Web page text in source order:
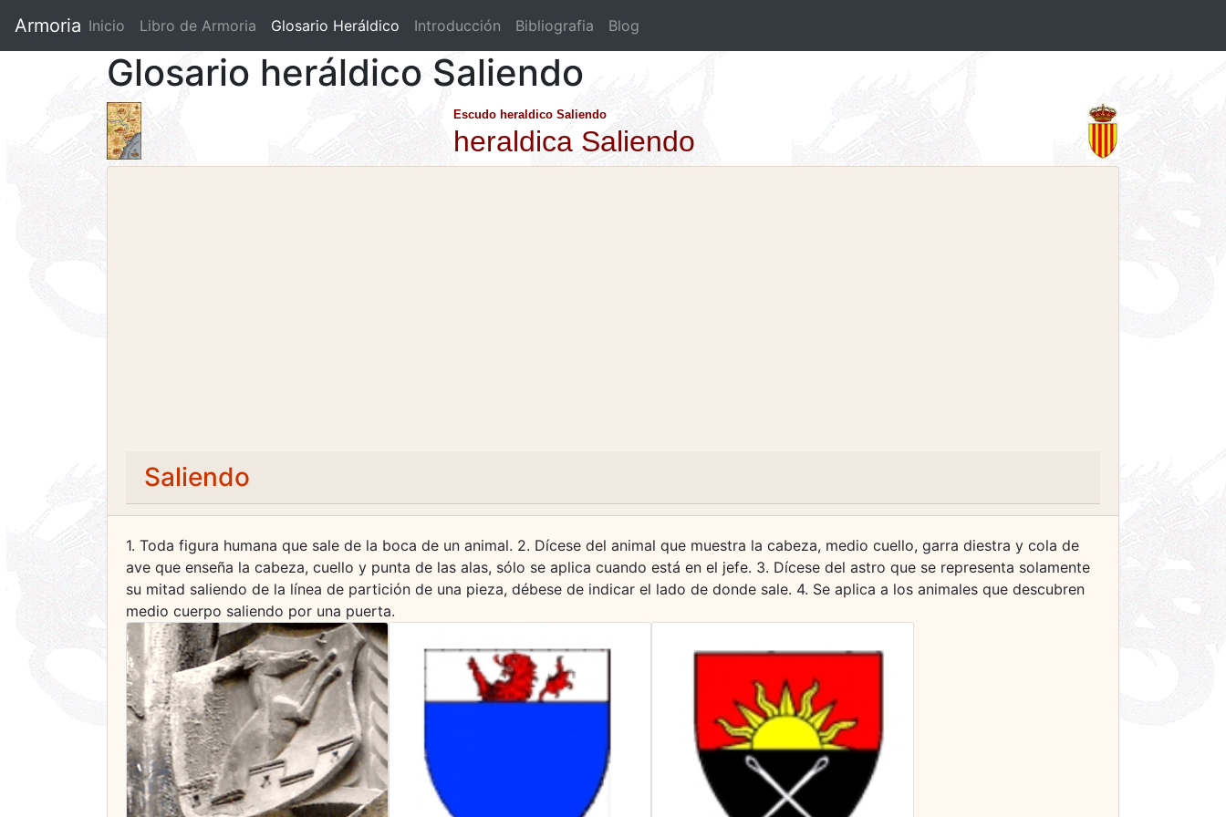
Armoria Inicio Libro de Armoria (current)
Glosario Heráldico Introducción Bibliografia Blog
Glosario heráldico Saliendo
Escudo heraldico Saliendo
heraldica Saliendo
Saliendo
1. Toda figura humana que sale de la boca de un animal. 2. Dícese del animal que muestra la cabeza, medio cuello, garra diestra y cola de
ave que enseña la cabeza, cuello y punta de las alas, sólo se aplica cuando está en el jefe. 3. Dícese del astro que se representa solamente
su mitad saliendo de la línea de partición de una pieza, débese de indicar el lado de donde sale. 4. Se aplica a los animales que descubren
medio cuerpo saliendo por una puerta.